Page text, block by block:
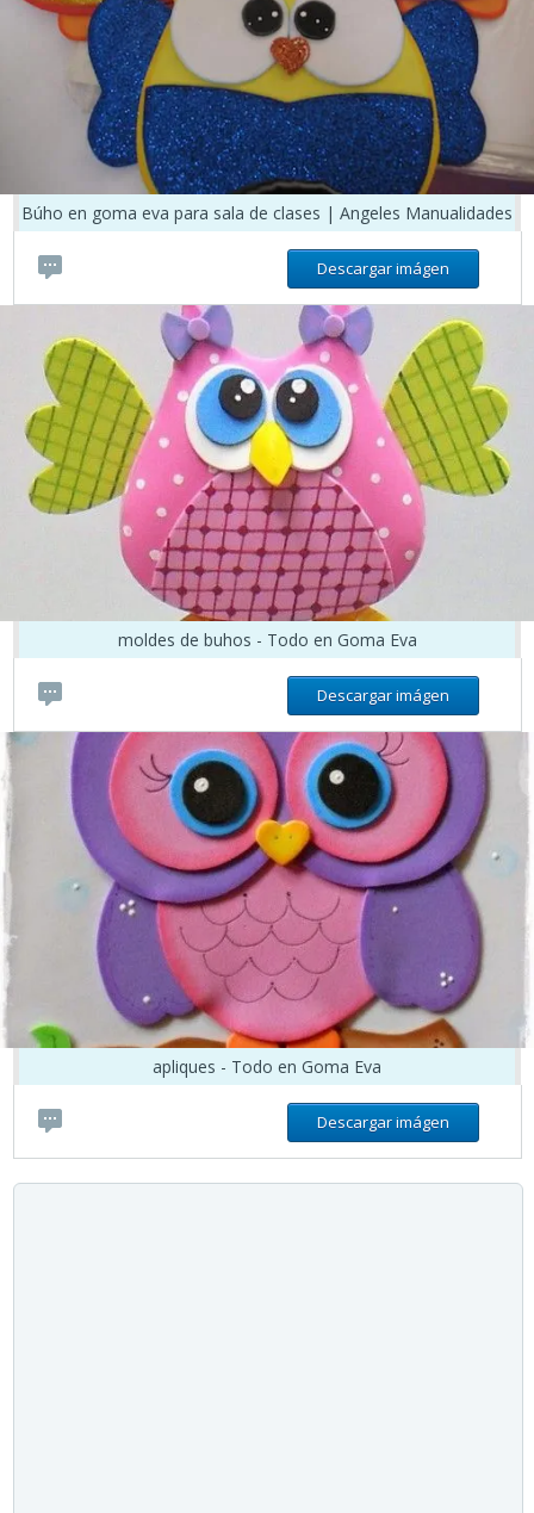
Búho en goma eva para sala de clases | Angeles Manualidades
Descargar imágen
moldes de buhos - Todo en Goma Eva
Descargar imágen
apliques - Todo en Goma Eva
Descargar imágen